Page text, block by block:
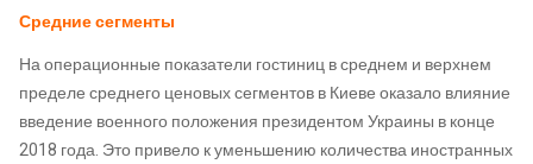
Средние сегменты
На операционные показатели гостиниц в среднем и верхнем
пределе среднего ценовых сегментов в Киеве оказало влияние
введение военного положения президентом Украины в конце
2018 года. Это привело к уменьшению количества иностранных